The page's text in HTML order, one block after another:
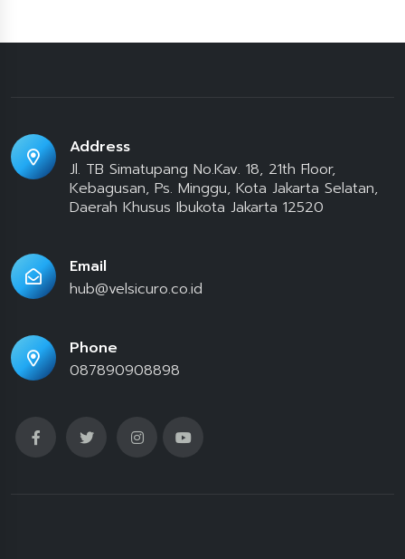
Address
Jl. TB Simatupang No.Kav. 18, 21th Floor,
Kebagusan, Ps. Minggu, Kota Jakarta Selatan,
Daerah Khusus Ibukota Jakarta 12520
Email
hub@velsicuro.co.id
Phone
087890908898